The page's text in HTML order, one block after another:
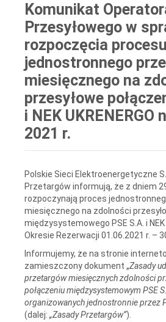
Komunikat
Przesyłowego w
rozpoczęcia procesu
jednostronnego
miesięcznego na
przesyłowe
i NEK UKRENERGO
2021 r.
Polskie Sieci Elektroenergetyczne
Przetargów informują, że z dniem
rozpoczynają proces
miesięcznego na zdolności
międzysystemowego PSE S.A. i NEK
Okresie Rezerwacji 01.06.2021 r. –
Informujemy, że na stronie
zamieszczony dokument „Zasady
przetargów miesięcznych zdolności
połączeniu międzysystemowym PSE
organizowanych jednostronnie przez
(dalej: „Zasady Przetargów”).